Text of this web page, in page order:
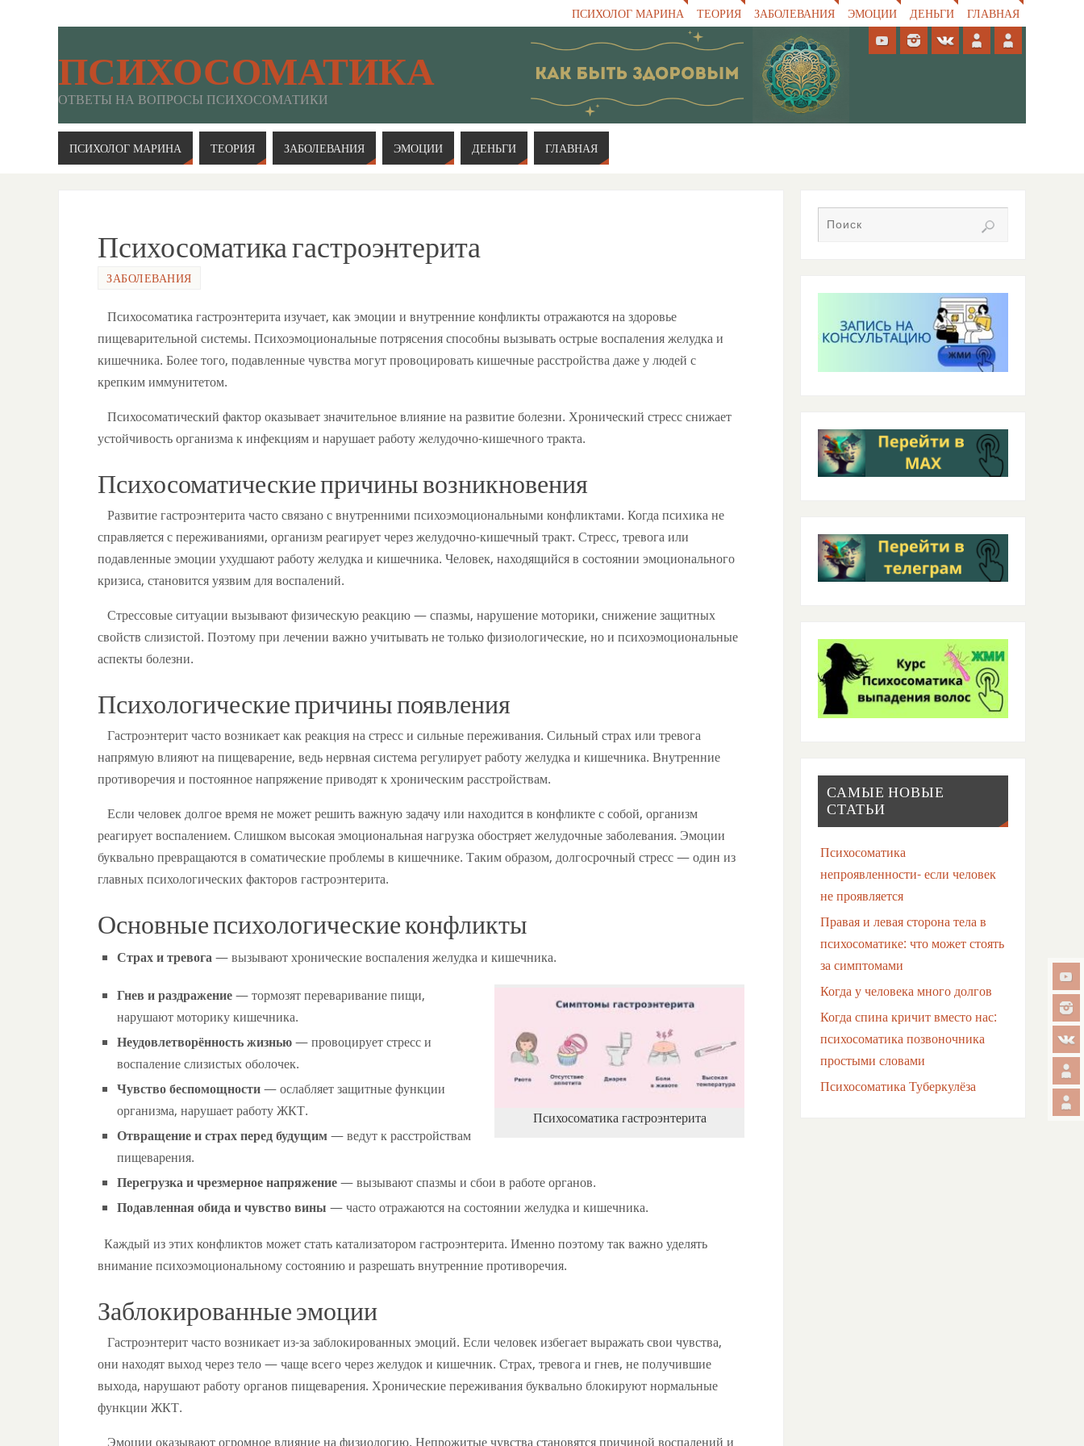
ПСИХОЛОГ МАРИНА ТЕОРИЯ ЗАБОЛЕВАНИЯ ЭМОЦИИ ДЕНЬГИ ГЛАВНАЯ
ПСИХОСОМАТИКА
ОТВЕТЫ НА ВОПРОСЫ ПСИХОСОМАТИКИ
ПСИХОЛОГ МАРИНА ТЕОРИЯ ЗАБОЛЕВАНИЯ ЭМОЦИИ ДЕНЬГИ ГЛАВНАЯ
Психосоматика гастроэнтерита
ЗАБОЛЕВАНИЯ
Психосоматика гастроэнтерита изучает, как эмоции и внутренние конфликты отражаются на здоровье
пищеварительной системы. Психоэмоциональные потрясения способны вызывать острые воспаления желудка и
кишечника. Более того, подавленные чувства могут провоцировать кишечные расстройства даже у людей с
крепким иммунитетом.
Психосоматический фактор оказывает значительное влияние на развитие болезни. Хронический стресс снижает
устойчивость организма к инфекциям и нарушает работу желудочно-кишечного тракта.
Психосоматические причины возникновения
Развитие гастроэнтерита часто связано с внутренними психоэмоциональными конфликтами. Когда психика не
справляется с переживаниями, организм реагирует через желудочно-кишечный тракт. Стресс, тревога или
подавленные эмоции ухудшают работу желудка и кишечника. Человек, находящийся в состоянии эмоционального
кризиса, становится уязвим для воспалений.
Стрессовые ситуации вызывают физическую реакцию — спазмы, нарушение моторики, снижение защитных
свойств слизистой. Поэтому при лечении важно учитывать не только физиологические, но и психоэмоциональные
аспекты болезни.
Психологические причины появления
Гастроэнтерит часто возникает как реакция на стресс и сильные переживания. Сильный страх или тревога
напрямую влияют на пищеварение, ведь нервная система регулирует работу желудка и кишечника. Внутренние
противоречия и постоянное напряжение приводят к хроническим расстройствам.
Если человек долгое время не может решить важную задачу или находится в конфликте с собой, организм
реагирует воспалением. Слишком высокая эмоциональная нагрузка обостряет желудочные заболевания. Эмоции
буквально превращаются в соматические проблемы в кишечнике. Таким образом, долгосрочный стресс — один из
главных психологических факторов гастроэнтерита.
Основные психологические конфликты
Страх и тревога— вызывают хронические воспаления желудка и кишечника.
Психосоматика гастроэнтерита
Гнев и раздражение— тормозят переваривание пищи,
нарушают моторику кишечника.
Неудовлетворённость жизнью— провоцирует стресс и
воспаление слизистых оболочек.
Чувство беспомощности— ослабляет защитные функции
организма, нарушает работу ЖКТ.
Отвращение и страх перед будущим— ведут к расстройствам
пищеварения.
Перегрузка и чрезмерное напряжение— вызывают спазмы и сбои в работе органов.
Подавленная обида и чувство вины — часто отражаются на состоянии желудка и кишечника.
Каждый из этих конфликтов может стать катализатором гастроэнтерита. Именно поэтому так важно уделять
внимание психоэмоциональному состоянию и разрешать внутренние противоречия.
Заблокированные эмоции
Гастроэнтерит часто возникает из-за заблокированных эмоций. Если человек избегает выражать свои чувства,
они находят выход через тело — чаще всего через желудок и кишечник. Страх, тревога и гнев, не получившие
выхода, нарушают работу органов пищеварения. Хронические переживания буквально блокируют нормальные
функции ЖКТ.
Эмоции оказывают огромное влияние на физиологию. Непрожитые чувства становятся причиной воспалений и
САМЫЕ НОВЫЕ
СТАТЬИ
Психосоматика
непроявленности- если человек
не проявляется
Правая и левая сторона тела в
психосоматике: что может стоять
за симптомами
Когда у человека много долгов
Когда спина кричит вместо нас:
психосоматика позвоночника
простыми словами
Психосоматика Туберкулёза